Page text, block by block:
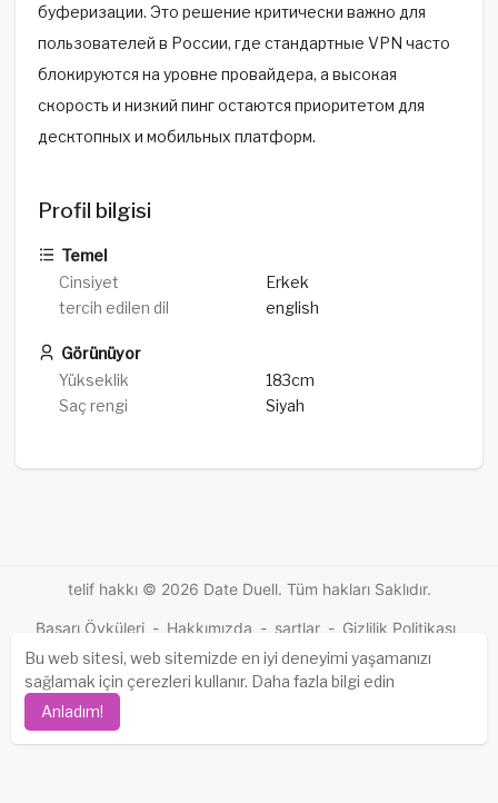
Bu web sitesi, web sitemizde en iyi deneyimi yaşamanızı
sağlamak için çerezleri kullanır. Daha fazla bilgi edin
Anladım!
буферизации. Это решение критически важно для
пользователей в России, где стандартные VPN часто
блокируются на уровне провайдера, а высокая
скорость и низкий пинг остаются приоритетом для
десктопных и мобильных платформ.
Profil bilgisi
Temel
Cinsiyet
Erkek
tercih edilen dil
english
Görünüyor
Yükseklik
183cm
Saç rengi
Siyah
telif hakkı © 2026 Date Duell. Tüm hakları Saklıdır.
Başarı Öyküleri - Hakkımızda - şartlar - Gizlilik Politikası
-Temas- SSS - Geri ödeme - Geliştiriciler-